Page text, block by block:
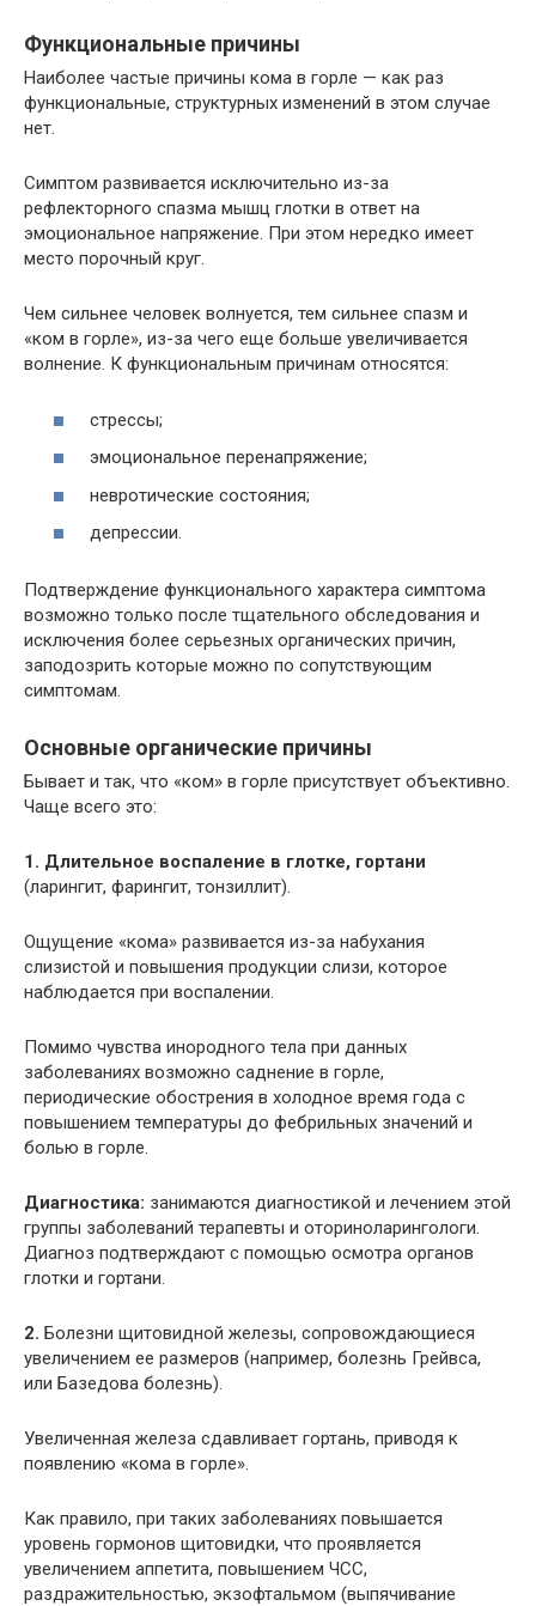
Функциональные причины
Наиболее частые причины кома в горле — как раз
функциональные, структурных изменений в этом случае
нет.
Симптом развивается исключительно из-за
рефлекторного спазма мышц глотки в ответ на
эмоциональное напряжение. При этом нередко имеет
место порочный круг.
Чем сильнее человек волнуется, тем сильнее спазм и
«ком в горле», из-за чего еще больше увеличивается
волнение. К функциональным причинам относятся:
стрессы;
эмоциональное перенапряжение;
невротические состояния;
депрессии.
Подтверждение функционального характера симптома
возможно только после тщательного обследования и
исключения более серьезных органических причин,
заподозрить которые можно по сопутствующим
симптомам.
Основные органические причины
Бывает и так, что «ком» в горле присутствует объективно.
Чаще всего это:
1. Длительное воспаление в глотке, гортани
(ларингит, фарингит, тонзиллит).
Ощущение «кома» развивается из-за набухания
слизистой и повышения продукции слизи, которое
наблюдается при воспалении.
Помимо чувства инородного тела при данных
заболеваниях возможно саднение в горле,
периодические обострения в холодное время года с
повышением температуры до фебрильных значений и
болью в горле.
Диагностика: занимаются диагностикой и лечением этой
группы заболеваний терапевты и оториноларингологи.
Диагноз подтверждают с помощью осмотра органов
глотки и гортани.
2. Болезни щитовидной железы, сопровождающиеся
увеличением ее размеров (например, болезнь Грейвса,
или Базедова болезнь).
Увеличенная железа сдавливает гортань, приводя к
появлению «кома в горле».
Как правило, при таких заболеваниях повышается
уровень гормонов щитовидки, что проявляется
увеличением аппетита, повышением ЧСС,
раздражительностью, экзофтальмом (выпячивание